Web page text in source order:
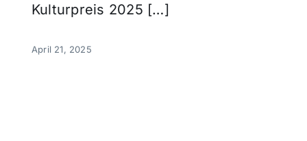
Kulturpreis 2025 […]
April 21, 2025